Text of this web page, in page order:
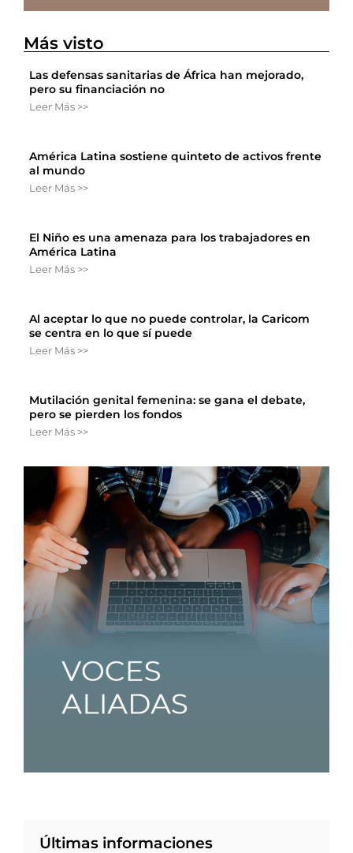
Más visto
Las defensas sanitarias de África han mejorado,
pero su financiación no
Leer Más >>
América Latina sostiene quinteto de activos frente
al mundo
Leer Más >>
El Niño es una amenaza para los trabajadores en
América Latina
Leer Más >>
Al aceptar lo que no puede controlar, la Caricom
se centra en lo que sí puede
Leer Más >>
Mutilación genital femenina: se gana el debate,
pero se pierden los fondos
Leer Más >>
Últimas informaciones